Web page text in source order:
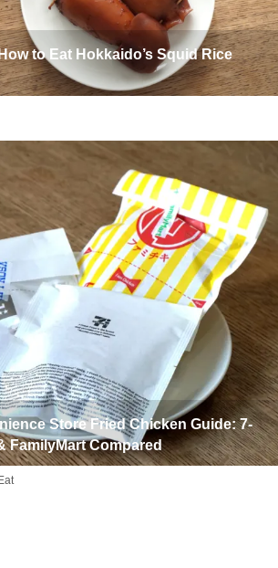
to Eat Hokkaido’s Squid Rice
Store Fried Chicken Guide: 7-
FamilyMart Compared